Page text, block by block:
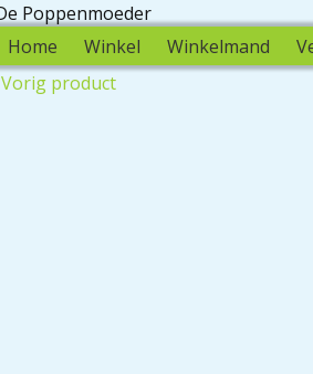
Home Winkel Winkelmand
Vorig product